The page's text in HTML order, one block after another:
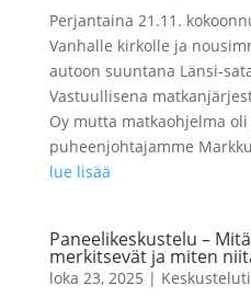
Perjantaina 21.11.
Vanhalle kirkolle ja
autoon suuntana Länsi-
Vastuullisena
Oy mutta matkaohjelma
puheenjohtajamme
lue lisää
Paneelikeskustelu –
merkitsevät ja miten
loka 23, 2025 |